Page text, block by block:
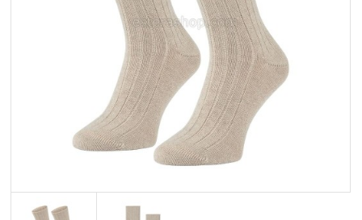
Merynos trekking
Merynos bezuciskowe
Kaszmir stopki
Bawełna egipska maco